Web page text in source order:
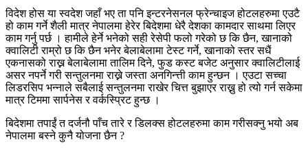
विदेश होस या स्वदेश जहाँ भए ता पनि इन्टरनेसनल फ्रेन्चाइज होटलहरुमा एउटै
हो काम गर्ने शैली मात्र नेपालमा हेरेर बिदेशमा धेरै देशका कामदार साथमा लिएर
काम गर्नु पर्छ । हामीले हेर्ने भनेको सही रेसेपी फलो गरेको छ कि छैन, खानाको
क्वालिटी राम्रो छ कि छैन भनेर बेलाबेलामा टेस्ट गर्ने, खानाको स्तर सधैं
एकनासको राख्न बेलाबेलामा तालिम दिने, फुड कस्ट बजेट अनुसार क्वालिटीलाई
असर नपर्ने गरी सन्तुलनमा राख्ने जस्ता अनगिन्त्ती काम हुन्छन । एउटा सच्चा
लिडरसिप भन्नाले सबैलाई सन्तुलनमा राखेर चित्त बुझाएर राख्नु हो त्यो गर्न सकेमा
मात्र टिममा सार्पनेस र वर्कस्प्रिट हुन्छ ।
बिदेशमा तपाईं त दर्जनौ पाँच तारे र डिलक्स होटलहरुमा काम गरीसक्नु भयो अब
नेपालमा बस्ने कुनै योजना छैन ?